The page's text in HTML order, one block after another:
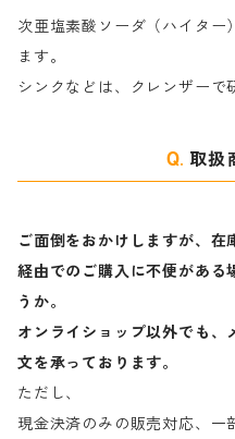
次亜塩素酸ソーダ（ハイター
ます。
シンクなどは、クレンザーで
取扱
ご面倒をおかけしますが、
経由でのご購入に不便がある
うか。
オンライショップ以外でも、
文を承っております。
ただし、
現金決済のみの販売対応、一